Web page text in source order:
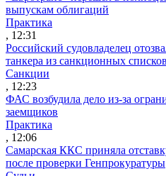
выпускам облигаций
Практика
, 12:31
Российский судовладелец
танкера из санкционных списков
Санкции
, 12:23
ФАС возбудила дело из-за
заемщиков
Практика
, 12:06
Самарская ККС приняла
после проверки Генпрокуратуры